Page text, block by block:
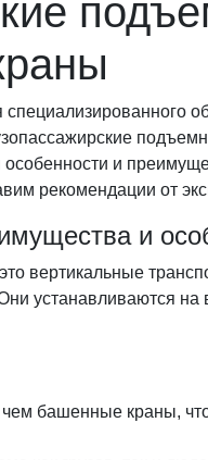
и
рекомендации от
и
вертикальные
устанавливаются
башенные краны,